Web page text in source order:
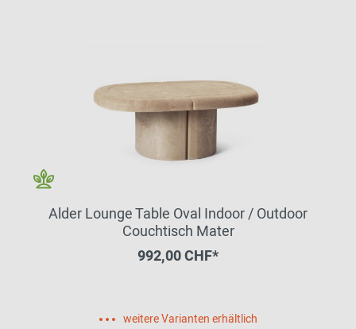
Alder Lounge Table Oval Indoor / Outdoor
Couchtisch Mater
992,00 CHF*
weitere Varianten erhältlich